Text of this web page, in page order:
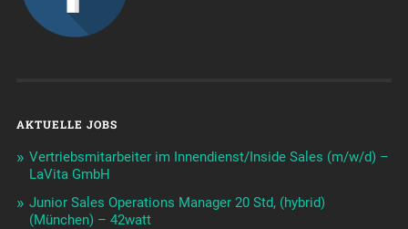
AKTUELLE JOBS
Vertriebsmitarbeiter im Innendienst/Inside Sales (m/w/d) –
LaVita GmbH
Junior Sales Operations Manager 20 Std, (hybrid)
(München) – 42watt